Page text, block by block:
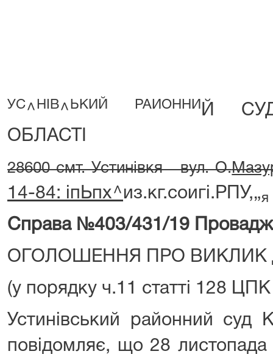
УС^ НІВ^ ЬКИЙ РАИОННИ Й СУД
ОБЛАСТІ
28600 смт. Устинівкя вул. О.
14-84: іпЬпх^из.кг.соигі.РПУ,„я
Справа №403/431/19
ОГОЛОШЕННЯ ПРО ВИКЛИК
(у порядку ч.11 статті 128 ЦПК
Устинівський районний суд
повідомляє, що 28